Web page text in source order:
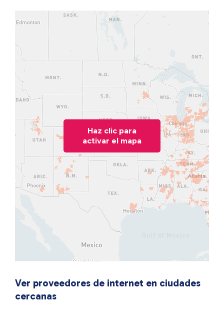
Haz clic para
activar el mapa
Ver proveedores de internet en ciudades
cercanas